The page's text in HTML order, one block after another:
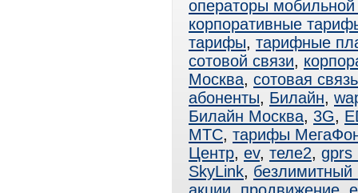
операторы мобильной
корпоративные
тарифы, тарифные
сотовой связи,
Москва, сотовая
абоненты, Билайн,
Билайн Москва, 3G,
МТС, тарифы
Центр, ev, теле2, gprs
SkyLink, безлимитный